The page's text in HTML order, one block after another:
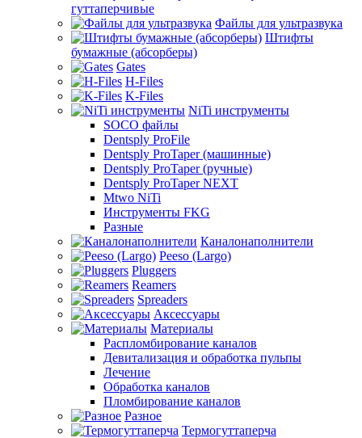
гуттаперчивые
Файлы для ультразвука
Штифты
бумажные (абсорберы)
Gates
H-Files
K-Files
NiTi инструменты
SOCO файлы
Dentsply ProFile
Dentsply ProTaper (машинные)
Dentsply ProTaper (ручные)
Dentsply ProTaper NEXT
Mtwo NiTi
Инструменты FKG
Разные
Каналонаполнители
Peeso (Largo)
Pluggers
Reamers
Spreaders
Аксессуары
Материалы
Распломбирование каналов
Девитализация и обработка пульпы
Лечение
Обработка каналов
Пломбирование каналов
Разное
Термогуттаперча